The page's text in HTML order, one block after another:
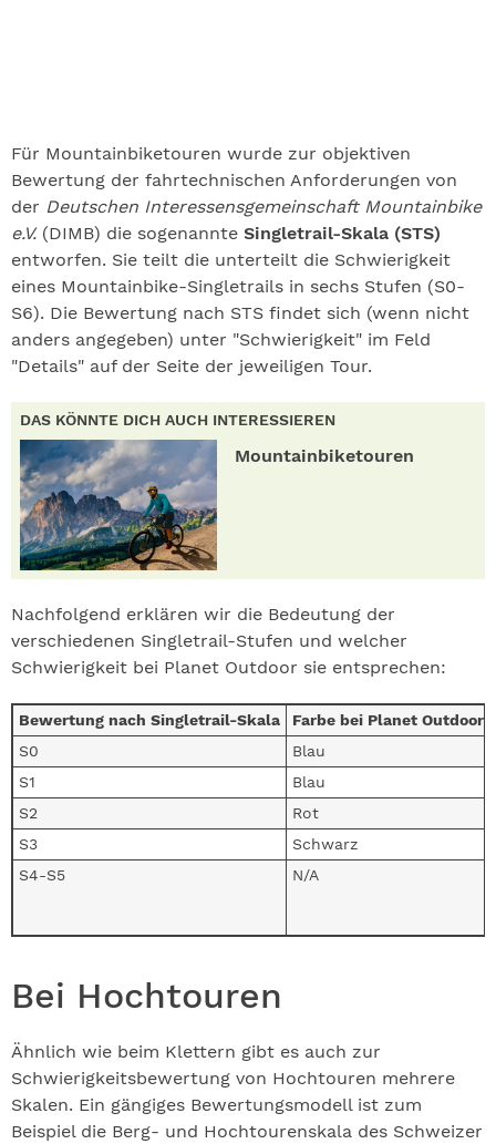
Für Mountainbiketouren wurde zur objektiven
Bewertung der fahrtechnischen Anforderungen von
der Deutschen Interessensgemeinschaft Mountainbike
e.V.(DIMB) die sogenannte Singletrail-Skala (STS)
entworfen. Sie teilt die unterteilt die Schwierigkeit
eines Mountainbike-Singletrails in sechs Stufen (S0-
S6). Die Bewertung nach STS findet sich (wenn nicht
anders angegeben) unter "Schwierigkeit" im Feld
"Details" auf der Seite der jeweiligen Tour.
DAS KÖNNTE DICH AUCH INTERESSIEREN
Mountainbiketouren
Nachfolgend erklären wir die Bedeutung der
verschiedenen Singletrail-Stufen und welcher
Schwierigkeit bei Planet Outdoor sie entsprechen:
Bewertung nach Singletrail-Skala
Farbe bei Planet Outdoor
S0
Blau
S1
Blau
S2
Rot
S3
Schwarz
S4-S5
N/A
Bei Hochtouren
Ähnlich wie beim Klettern gibt es auch zur
Schwierigkeitsbewertung von Hochtouren mehrere
Skalen. Ein gängiges Bewertungsmodell ist zum
Beispiel die Berg- und Hochtourenskala des Schweizer